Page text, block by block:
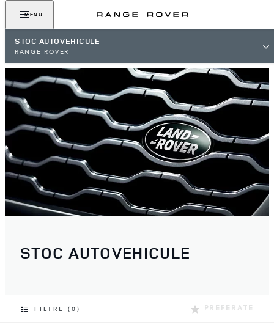
MENU
STOC AUTOVEHICULE
RANGE ROVER
STOC AUTOVEHICULE
FILTRE (0) ‎PREFERATE